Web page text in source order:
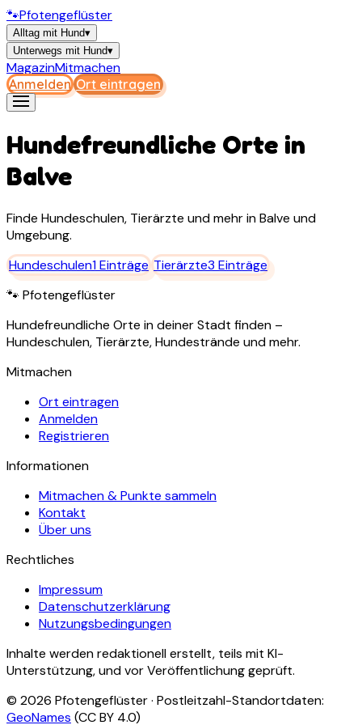
🐾Pfotengeflüster
Alltag mit Hund▾
Unterwegs mit Hund▾
MagazinMitmachen
Anmelden Ort eintragen
Hundefreundliche Orte in
Balve
Finde Hundeschulen, Tierärzte und mehr inBalve und
Umgebung.
Hundeschulen1Einträge Tierärzte3 Einträge
🐾 Pfotengeflüster
Hundefreundliche Orte in deiner Stadt finden –
Hundeschulen, Tierärzte, Hundestrände und mehr.
Mitmachen
Ort eintragen
Anmelden
Registrieren
Informationen
Mitmachen & Punkte sammeln
Kontakt
Über uns
Rechtliches
Impressum
Datenschutzerklärung
Nutzungsbedingungen
Inhalte werden redaktionell erstellt, teils mit KI-
Unterstützung, und vor Veröffentlichung geprüft.
© 2026 Pfotengeflüster · Postleitzahl-Standortdaten:
GeoNames (CC BY 4.0)